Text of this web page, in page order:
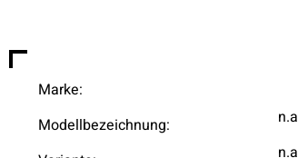
Marke:
Modellbezeichnung: